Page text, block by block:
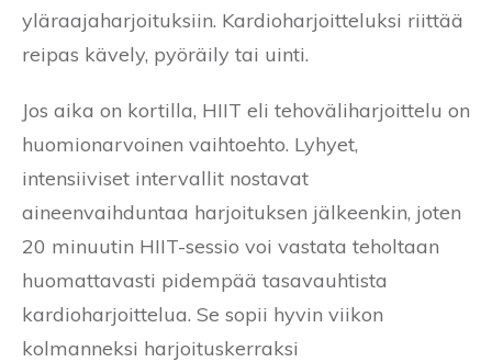
yläraajaharjoituksiin. Kardioharjoitteluksi riittää
reipas kävely, pyöräily tai uinti.
Jos aika on kortilla, HIIT eli tehoväliharjoittelu on
huomionarvoinen vaihtoehto. Lyhyet,
intensiiviset intervallit nostavat
aineenvaihduntaa harjoituksen jälkeenkin, joten
20 minuutin HIIT-sessio voi vastata teholtaan
huomattavasti pidempää tasavauhtista
kardioharjoittelua. Se sopii hyvin viikon
kolmanneksi harjoituskerraksi